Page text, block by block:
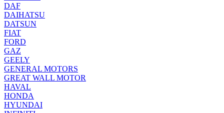
DAF
DAIHATSU
DATSUN
FIAT
FORD
GAZ
GEELY
GENERAL MOTORS
GREAT WALL MOTOR
HAVAL
HONDA
HYUNDAI